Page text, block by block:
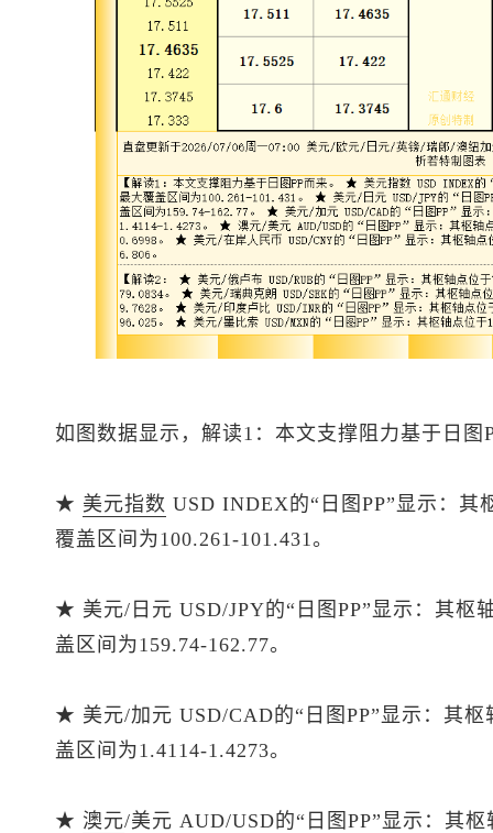
如图数据显示，解读1：本文支撑阻力基于日图
★ 美元指数 USD INDEX的“日图PP”显示：其
覆盖区间为100.261-101.431。
★ 美元/日元 USD/JPY的“日图PP”显示：其枢
盖区间为159.74-162.77。
★ 美元/加元 USD/CAD的“日图PP”显示：其
盖区间为1.4114-1.4273。
★ 澳元/美元 AUD/USD的“日图PP”显示：其